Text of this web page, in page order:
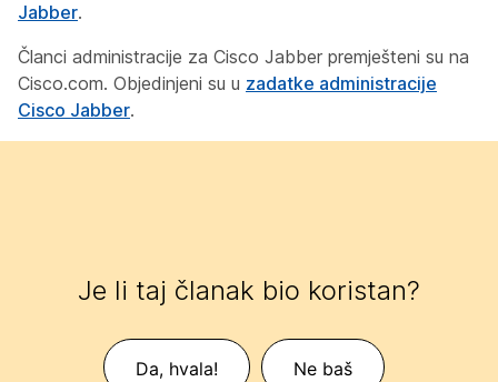
Jabber.
Članci administracije za Cisco Jabber premješteni su na
Cisco.com. Objedinjeni su u zadatke administracije
Cisco Jabber.
Je li taj članak bio koristan?
Da, hvala! Ne baš